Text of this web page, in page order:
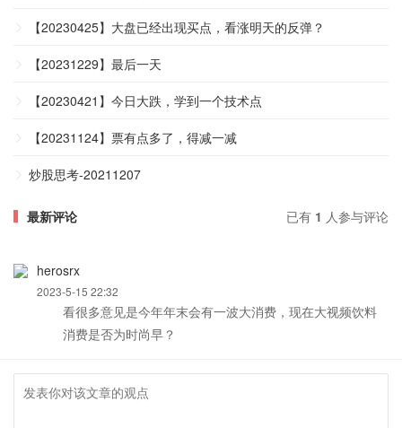
【20230425】大盘已经出现买点，看涨明天的反弹？
【20231229】最后一天
【20230421】今日大跌，学到一个技术点
【20231124】票有点多了，得减一减
炒股思考-20211207
已有 1 人参与评论
最新评论
herosrx
2023-5-15 22:32
看很多意见是今年年末会有一波大消费，现在大视频饮料
消费是否为时尚早？